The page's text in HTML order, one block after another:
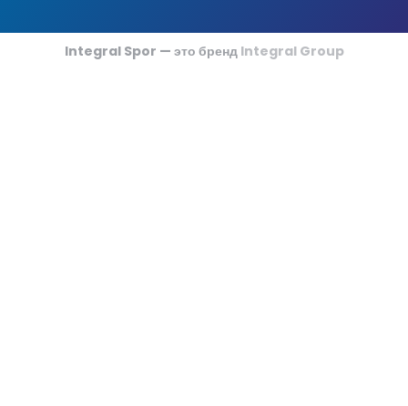
Американский Футбол
Integral Spor — это бренд Integral Group